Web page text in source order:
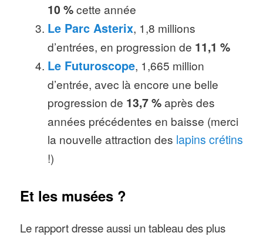
10 %cette année
Le Parc Asterix, 1,8 millions
d’entrées, en progression de 11,1 %
Le Futuroscope, 1,665 million
d’entrée, avec là encore une belle
progression de 13,7 %après des
années précédentes en baisse (merci
la nouvelle attraction des lapins crétins
!)
Et les musées ?
Le rapport dresse aussi un tableau des plus